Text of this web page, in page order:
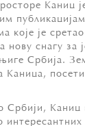
Каниц
које је
нову снагу
Србија.
Каница,
Србији,